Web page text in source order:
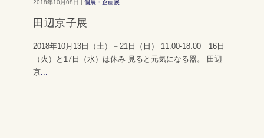
2018年10月08日 | 個展・企画展
田辺京子展
2018年10月13日（土）－21日（日） 11:00-18:00 16日
（火）と17日（水）は休み 見ると元気になる器。 田辺
京...